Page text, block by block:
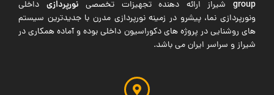
groupشیراز ارائه دهنده تجهیزات تخصصی نورپردازی داخلی
ونورپردازی نما، پیشرو در زمینه نورپردازی مدرن با جدیدترین سیستم
های روشنایی در پروژه های دکوراسیون داخلی بوده و آماده همکاری در
شیراز و سراسر ایران می باشد.